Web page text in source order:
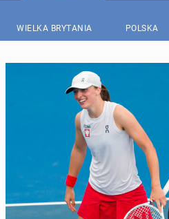
WIELKA BRYTANIA POLSKA